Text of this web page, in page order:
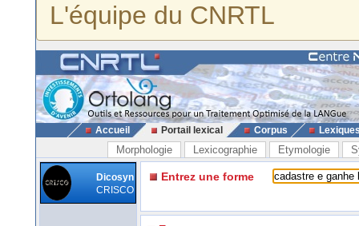
L'équipe du CNRTL
Accueil Portail lexical Corpus
Morphologie Lexicographie Etymologie
Dicosyn
CRISCO
Entrez une forme